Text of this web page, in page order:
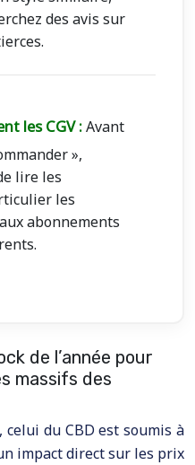
des avis sur
les CGV :Avant
»,
lire les
les
abonnements
de l’année pour
massifs des
du CBD est soumis à
impact direct sur les prix